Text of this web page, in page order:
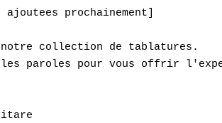
prochainement]
collection de tablatures.
paroles pour vous offrir